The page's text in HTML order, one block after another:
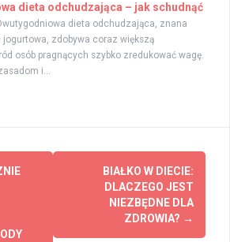
dieta odchudzająca – jak schudnąć
dieta odchudzająca, znana
zdobywa coraz większą
osób pragnących szybko zredukować wagę.
i...
BIAŁKO W DIECIE:
DLACZEGO JEST
NIEZBĘDNE DLA
ZDROWIA? →